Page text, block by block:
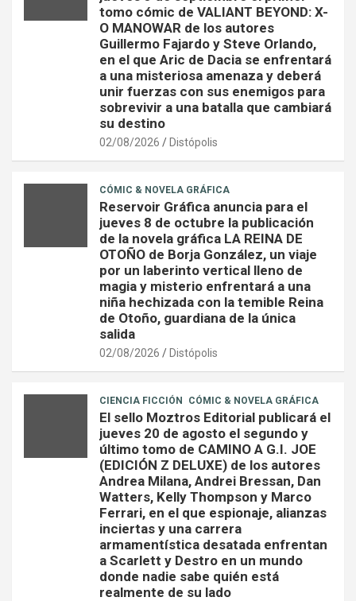
tomo cómic de VALIANT BEYOND: X-
O MANOWAR de los autores
Guillermo Fajardo y Steve Orlando,
en el que Aric de Dacia se enfrentará
a una misteriosa amenaza y deberá
unir fuerzas con sus enemigos para
sobrevivir a una batalla que cambiará
su destino
02/08/2026 Distópolis
CÓMIC & NOVELA GRÁFICA
Reservoir Gráfica anuncia para el
jueves 8 de octubre la publicación
de la novela gráfica LA REINA DE
OTOÑO de Borja González, un viaje
por un laberinto vertical lleno de
magia y misterio enfrentará a una
niña hechizada con la temible Reina
de Otoño, guardiana de la única
salida
02/08/2026 Distópolis
CIENCIA FICCIÓN CÓMIC & NOVELA GRÁFICA
El sello Moztros Editorial publicará el
jueves 20 de agosto el segundo y
último tomo de CAMINO A G.I. JOE
(EDICIÓN Z DELUXE) de los autores
Andrea Milana, Andrei Bressan, Dan
Watters, Kelly Thompson y Marco
Ferrari, en el que espionaje, alianzas
inciertas y una carrera
armamentística desatada enfrentan
a Scarlett y Destro en un mundo
donde nadie sabe quién está
realmente de su lado